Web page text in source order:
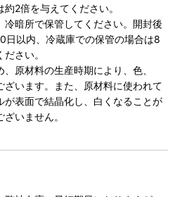
2倍を与えてください。
冷暗所で保管してください。開封後
日以内、冷蔵庫での保管の場合は8
さい。
原材料の生産時期により、色、
います。また、原材料に使われて
が表面で結晶化し、白くなることが
いません。